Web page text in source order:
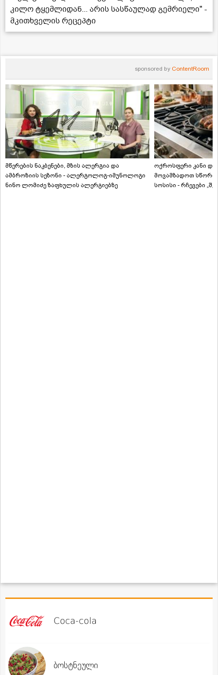
კილო ტყემლიდან... არის სასწაულად გემრიელი" -
მკითხველის რეცეპტი
sponsored by ContentRoom
მწერების ნაკბენები, მზის ალერგია და
ამბროზიის სეზონი - ალერგოლოგ-იმუნოლოგი
ნინო ლომიძე ზაფხულის ალერგიებზე
ოქროსფერი კანი და
მოვამზადოთ
სოსისი - რჩევები
Coca-cola
ბოსტნეული